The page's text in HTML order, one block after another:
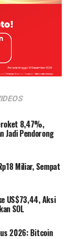
8,47%,
Jadi Pendorong
Miliar, Sempat
US$73,44, Aksi
SOL
2026: Bitcoin